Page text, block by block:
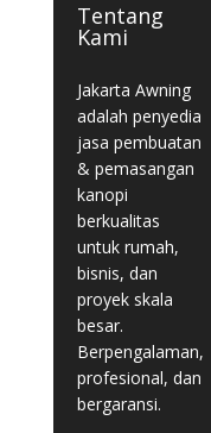
Tentang
Kami
Jakarta Awning
adalah penyedia
jasa pembuatan
& pemasangan
kanopi
berkualitas
untuk rumah,
bisnis, dan
proyek skala
besar.
Berpengalaman,
profesional, dan
bergaransi.